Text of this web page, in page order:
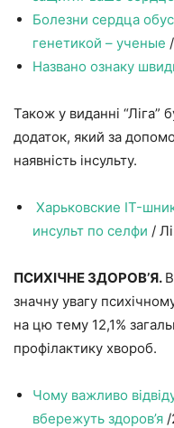
Болезни сердца
генетикой – ученые
Названо ознаку
Також у виданні “Ліга”
додаток, який за
наявність інсульту.
Харьковские IT-
инсульт по селфи /
ПСИХІЧНЕ ЗДОРОВ’Я.
значну увагу
на цю тему 12,1%
профілактику хвороб.
Чому важливо
вбережуть здоров’я